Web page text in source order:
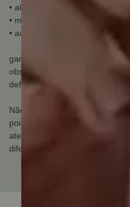
• altura: 7,5mm
• material: Zamac
• acabamento: Níquel escovado
garantia do fabricante: 12
observação sobre a garantia
defeito de fabricação, não
Não utilize álcool, detergente
pois eles retiram a camada de
atenção: Imagem meramente
diferença em sua tonalidade..